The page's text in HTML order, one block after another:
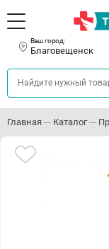
Ваш город:
Благовещенск
Главная Каталог